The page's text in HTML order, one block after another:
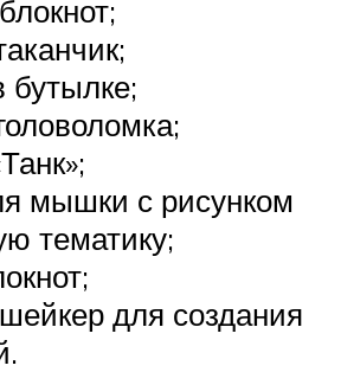
бутылке;
мышки с рисунком
тематику;
для создания